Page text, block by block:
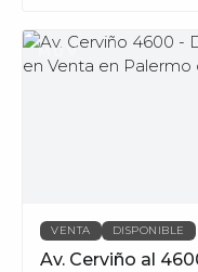
MUV
VENTA DISPONIBLE
Av. Cerviño al